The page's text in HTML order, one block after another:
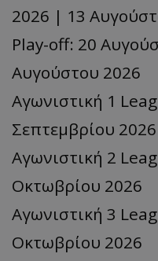
2026 | 13
Play-off: 20
Αυγούστου 2026
Αγωνιστική 1
Σεπτεμβρίου 2026
Αγωνιστική 2
Οκτωβρίου 2026
Αγωνιστική 3
Οκτωβρίου 2026